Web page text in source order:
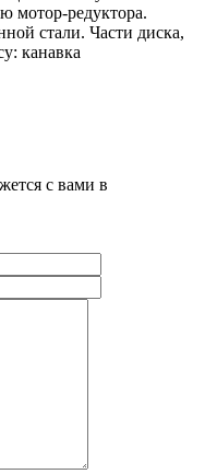
мотор-редуктора.
стали. Части диска,
канавка
с вами в